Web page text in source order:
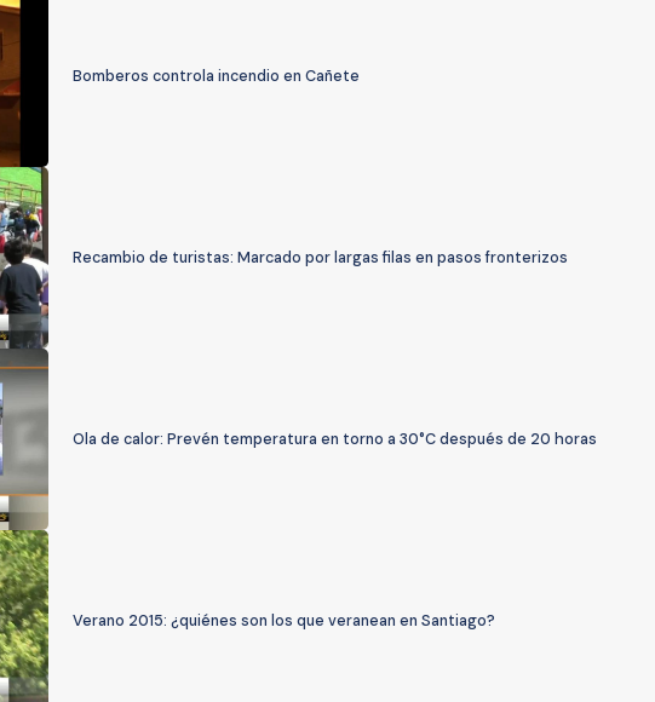
Bomberos controla incendio en Cañete
Recambio de turistas: Marcado por largas filas en pasos fronterizos
Ola de calor: Prevén temperatura en torno a 30°C después de 20 horas
Verano 2015: ¿quiénes son los que veranean en Santiago?